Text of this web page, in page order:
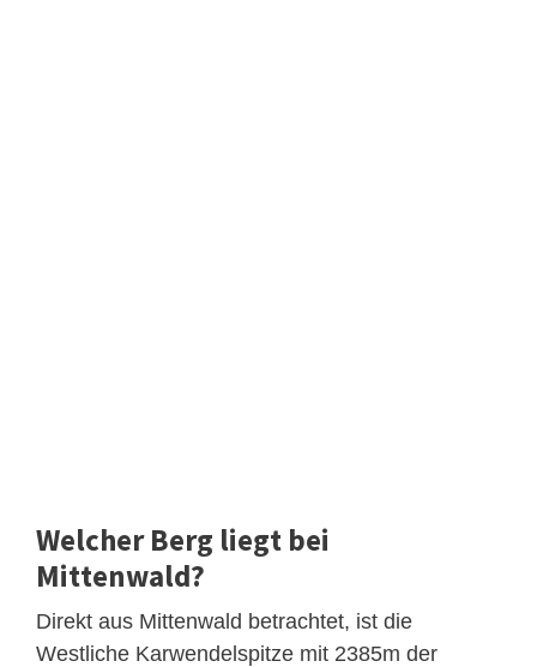
Welcher Berg liegt bei
Mittenwald?
Direkt aus Mittenwald betrachtet, ist die
Westliche Karwendelspitze mit 2385m der